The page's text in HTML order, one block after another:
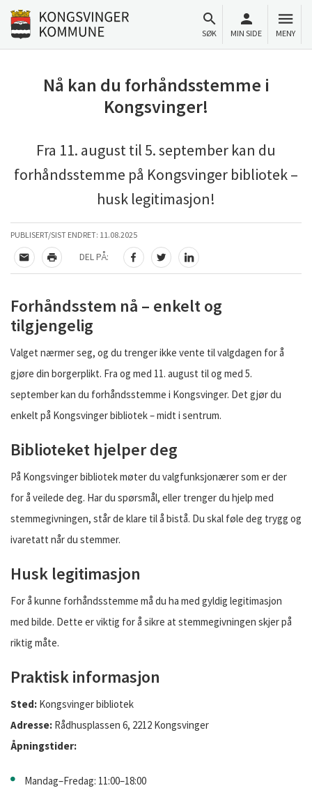
Til innhold
Gå til forsiden
SØK MIN SIDE MENY
Nå kan du forhåndsstemme i
Kongsvinger!
Fra 11. august til 5. september kan du
forhåndsstemme på Kongsvinger bibliotek –
husk legitimasjon!
PUBLISERT/SIST ENDRET: 11.08.2025
TIPS EN VENN
SKRIV UT
DEL PÅ:
DEL PÅ FACEBOOK
DEL PÅ TWITTER
DEL PÅ LINKEDIN
Forhåndsstem nå – enkelt og
tilgjengelig
Valget nærmer seg, og du trenger ikke vente til valgdagen for å
gjøre din borgerplikt. Fra og med 11. august til og med 5.
september kan du forhåndsstemme i Kongsvinger. Det gjør du
enkelt på Kongsvinger bibliotek – midt i sentrum.
Biblioteket hjelper deg
På Kongsvinger bibliotek møter du valgfunksjonærer som er der
for å veilede deg. Har du spørsmål, eller trenger du hjelp med
stemmegivningen, står de klare til å bistå. Du skal føle deg trygg og
ivaretatt når du stemmer.
Husk legitimasjon
For å kunne forhåndsstemme må du ha med gyldig legitimasjon
med bilde. Dette er viktig for å sikre at stemmegivningen skjer på
riktig måte.
Praktisk informasjon
Sted: Kongsvinger bibliotek
Adresse: Rådhusplassen 6, 2212 Kongsvinger
Åpningstider:
Mandag–Fredag: 11:00–18:00